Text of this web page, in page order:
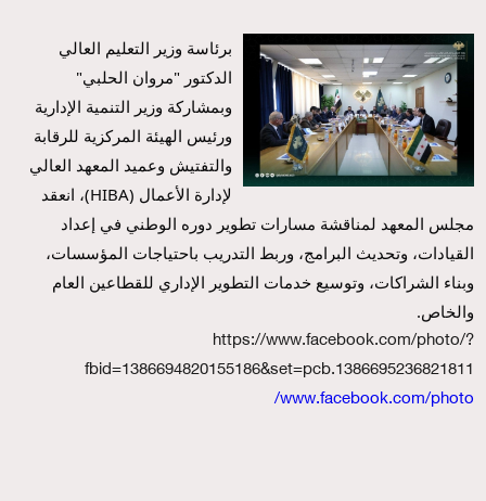
والخاص.
https://www.facebook.com/photo/?
fbid=1386694820155186&set=pcb.1386695236821811
www.facebook.com/photo/